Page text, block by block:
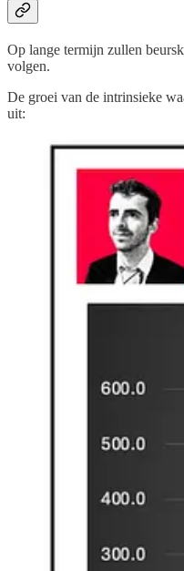
Op lange termijn zullen
volgen.
De groei van de intrinsieke
uit: